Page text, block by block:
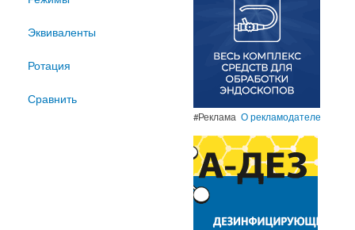
Эквиваленты
Ротация
Сравнить
#Реклама О рекламодателе